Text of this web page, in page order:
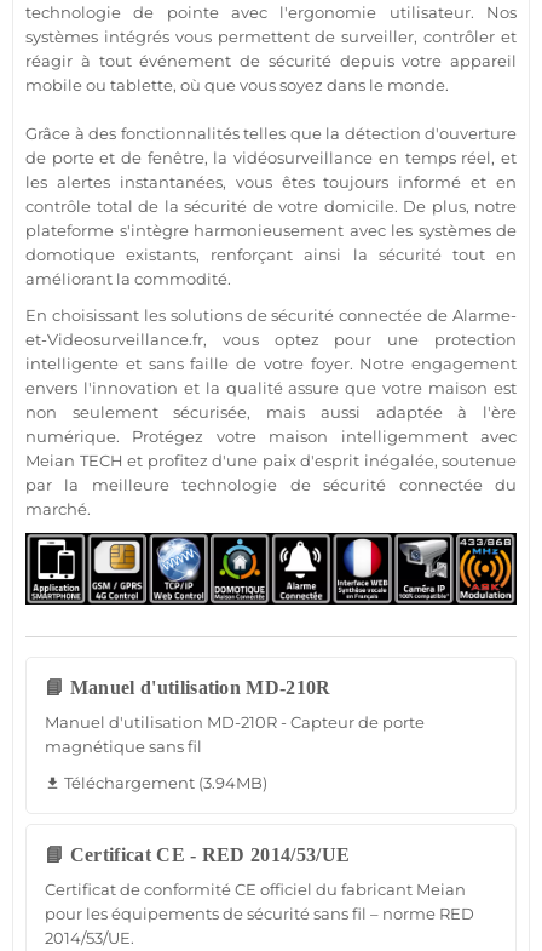
technologie de pointe avec l'ergonomie utilisateur. Nos
systèmes intégrés vous permettent de surveiller, contrôler et
réagir à tout événement de sécuritédepuis votre appareil
mobile ou tablette, où que vous soyez dans le monde.
Grâce à des fonctionnalités telles que la détection d'ouverture
de porte et de fenêtre, lavidéosurveillance en temps réel, et
les alertes instantanées, vous êtes toujours informé et en
contrôle total de la sécurité de votre domicile. De plus, notre
plateforme s'intègre harmonieusement avec les systèmes de
domotique existants, renforçant ainsi la sécuritétout en
améliorant la commodité.
En choisissant les solutions desécurité connectée de Alarme-
et-Videosurveillance.fr, vous optez pour une protection
intelligente et sans faille de votre foyer. Notre engagement
envers l'innovation et la qualité assure que votre maison est
non seulement sécurisée, mais aussi adaptée à l'ère
numérique. Protégez votre maison intelligemment avec
Meian TECH et profitez d'une paix d'esprit inégalée, soutenue
par la meilleure technologie desécurité connectéedu
marché.
📘 Manuel d'utilisation MD-210R
Manuel d'utilisation MD-210R - Capteur de porte
magnétique sans fil
file_download Téléchargement (3.94MB)
📘 Certificat CE - RED 2014/53/UE
Certificat de conformité CE officiel du fabricant Meian
pour les équipements de sécurité sans fil – norme RED
2014/53/UE.